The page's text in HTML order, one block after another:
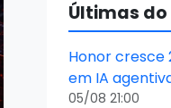
Últimas
Honor cresce
em IA
05/08 21:00